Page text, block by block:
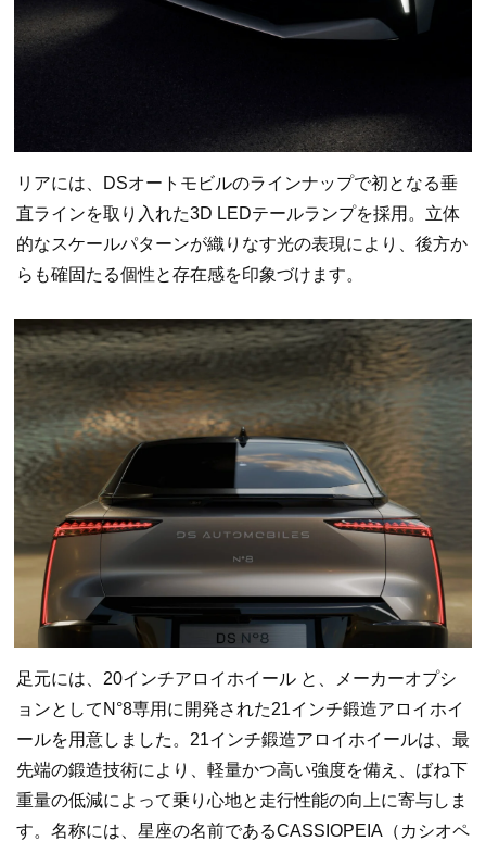
リアには、DSオートモビルのラインナップで初となる垂
直ラインを取り入れた3D LEDテールランプを採用。立体
的なスケールパターンが織りなす光の表現により、後方か
らも確固たる個性と存在感を印象づけます。
足元には、20インチアロイホイール と、メーカーオプシ
ョンとしてN°8専用に開発された21インチ鍛造アロイホイ
ールを用意しました。21インチ鍛造アロイホイールは、最
先端の鍛造技術により、軽量かつ高い強度を備え、ばね下
重量の低減によって乗り心地と走行性能の向上に寄与しま
す。名称には、星座の名前であるCASSIOPEIA（カシオペ